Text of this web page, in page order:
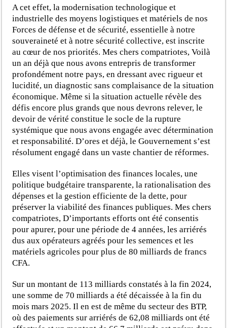
A cet effet, la modernisation technologique et
industrielle des moyens logistiques et matériels de nos
Forces de défense et de sécurité, essentielle à notre
souveraineté et à notre sécurité collective, est inscrite
au cœur de nos priorités. Mes chers compatriotes, Voilà
un an déjà que nous avons entrepris de transformer
profondément notre pays, en dressant avec rigueur et
lucidité, un diagnostic sans complaisance de la situation
économique. Même si la situation actuelle révèle des
défis encore plus grands que nous devrons relever, le
devoir de vérité constitue le socle de la rupture
systémique que nous avons engagée avec détermination
et responsabilité. D’ores et déjà, le Gouvernement s’est
résolument engagé dans un vaste chantier de réformes.
Elles visent l’optimisation des finances locales, une
politique budgétaire transparente, la rationalisation des
dépenses et la gestion efficiente de la dette, pour
préserver la viabilité des finances publiques. Mes chers
compatriotes, D’importants efforts ont été consentis
pour apurer, pour une période de 4 années, les arriérés
dus aux opérateurs agréés pour les semences et les
matériels agricoles pour plus de 80 milliards de francs
CFA.
Sur un montant de 113 milliards constatés à la fin 2024,
une somme de 70 milliards a été décaissée à la fin du
mois mars 2025. Il en est de même du secteur des BTP,
où des paiements sur arriérés de 62,08 milliards ont été